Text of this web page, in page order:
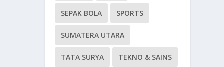
SEPAK BOLA SPORTS
SUMATERA UTARA
TATA SURYA TEKNO & SAINS